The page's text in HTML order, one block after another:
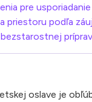
pre
priestoru podľa
oslave je